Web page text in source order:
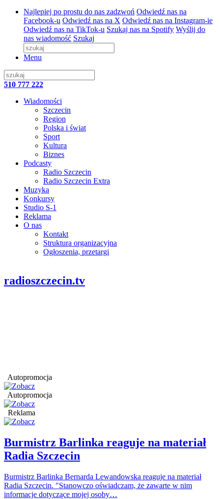
Najlepiej po prostu do nas zadzwoń Odwiedź nas na
Facebook-u Odwiedź nas na X Odwiedź nas na Instagram-ie
Odwiedź nas na TikTok-u Szukaj nas na Spotify Wyślij do
nas wiadomość Szukaj
Menu
510 777 222
Wiadomości
Szczecin
Region
Polska i świat
Sport
Kultura
Biznes
Podcasty
Radio Szczecin
Radio Szczecin Extra
Muzyka
Konkursy
Studio S-1
Reklama
O nas
Kontakt
Struktura organizacyjna
Ogłoszenia, przetargi
radioszczecin.tv
Autopromocja
Autopromocja
Reklama
Burmistrz Barlinka reaguje na materiał
Radia Szczecin
Burmistrz Barlinka Bernarda Lewandowska reaguje na materiał
Radia Szczecin. "Stanowczo oświadczam, że zawarte w nim
informacje dotyczące mojej osoby…